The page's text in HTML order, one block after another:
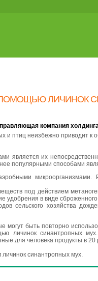
ПОМОЩЬЮ ЛИЧИНОК
компания
и птиц неизбежно приводит
является их
популярными способами
под действием
удобрения в виде сброженного
сельского хозяйства
быть повторно
личинок синантропных
для человека продукты в 20
синантропных мух.